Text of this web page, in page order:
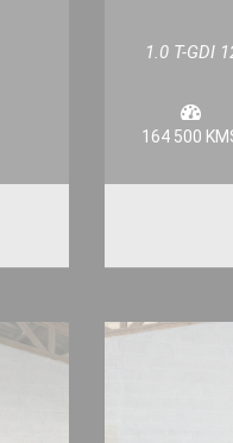
1.0 T-GDI
164 500